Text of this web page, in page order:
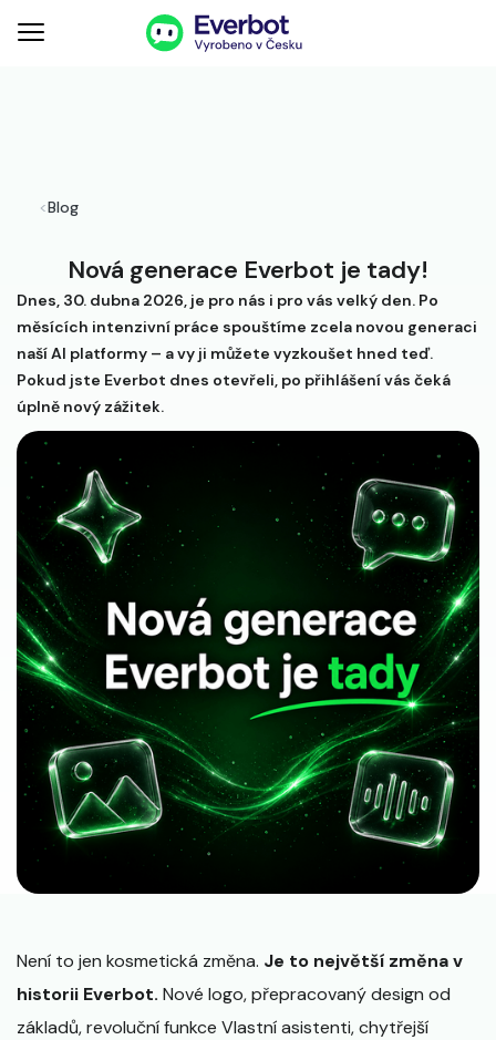
<Blog
Nová generace Everbot je tady!
Dnes, 30. dubna 2026, je pro nás i pro vás velký den. Po
měsících intenzivní práce spouštíme zcela novou generaci
naší AI platformy – a vy ji můžete vyzkoušet hned teď.
Pokud jste Everbot dnes otevřeli, po přihlášení vás čeká
úplně nový zážitek.
Není to jen kosmetická změna. Je to největší změna v
historii Everbot. Nové logo, přepracovaný design od
základů, revoluční funkce Vlastní asistenti, chytřejší